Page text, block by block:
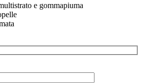
e gommapiuma